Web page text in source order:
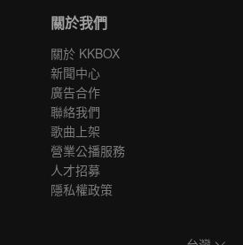
關於我們
關於 KKBOX
新聞中心
廣告合作
聯絡我們
歌曲上架
營業公播服務
人才招募
隱私權政策